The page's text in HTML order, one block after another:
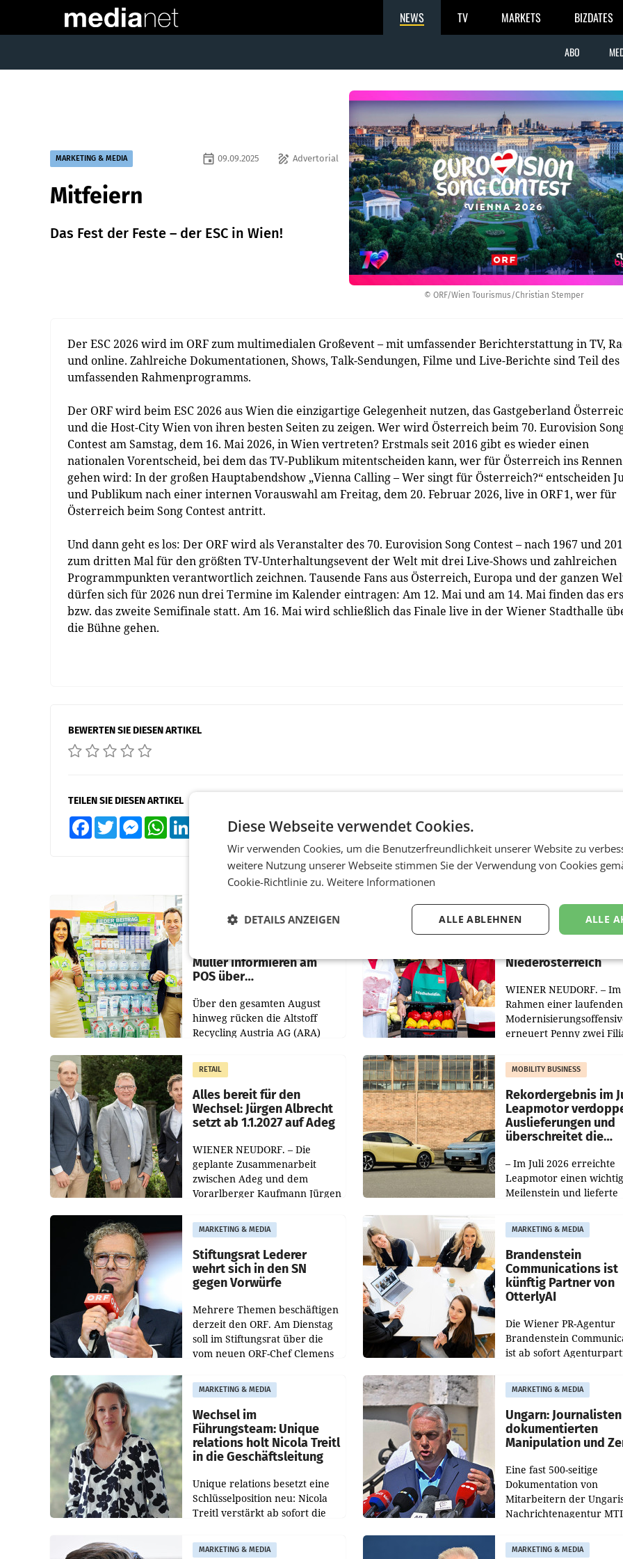
NEWS TV MARKETS BIZDATES
ABO
© ORF/Wien Tourismus/Christian Stemper
MARKETING & MEDIA draw Advertorial
event 09.09.2025
Mitfeiern
Das Fest der Feste – der ESC in Wien!
Der ESC 2026 wird im ORF zum multimedialen Großevent – mit umfassender Berichterstattung in TV,
und online. Zahlreiche Dokumentationen, Shows, Talk-Sendungen, Filme und Live-Berichte sind Teil des
umfassenden Rahmenprogramms.
Der ORF wird beim ESC 2026 aus Wien die einzigartige Gelegenheit nutzen, das Gastgeberland
und die Host-City Wien von ihren besten Seiten zu zeigen. Wer wird Österreich beim 70. Eurovision
Contest am Samstag, dem 16. Mai 2026, in Wien vertreten? Erstmals seit 2016 gibt es wieder einen
nationalen Vorentscheid, bei dem das TV-Publikum mitentscheiden kann, wer für Österreich ins Rennen
gehen wird: In der großen Hauptabendshow „Vienna Calling – Wer singt für Österreich?“ entscheiden
und Publikum nach einer internen Vorauswahl am Freitag, dem 20. Februar 2026, live in ORF 1, wer für
Österreich beim Song Contest antritt.
Und dann geht es los: Der ORF wird als Veranstalter des 70. Eurovision Song Contest – nach 1967 und
zum dritten Mal für den größten TV-Unterhaltungsevent der Welt mit drei Live-Shows und zahlreichen
Programmpunkten verantwortlich zeichnen. Tausende Fans aus Österreich, Europa und der ganzen
dürfen sich für 2026 nun drei Termine im Kalender eintragen: Am 12. Mai und am 14. Mai finden das
bzw. das zweite Semifinale statt. Am 16. Mai wird schließlich das Finale live in der Wiener Stadthalle
die Bühne gehen.
BEWERTEN SIE DIESEN ARTIKEL
TEILEN SIE DIESEN ARTIKEL
FacebookTwitter MessengerWhatsApp XING Teilen
Müller informieren am
POS über
Über den gesamten August
hinweg rücken die Altstoff
Recycling Austria AG (ARA)
Müller die Initiative „Kreislauf-
Helden“ in allen
österreichischen Müller-Filialen
Penny modernisiert
Niederösterreich
WIENER NEUDORF. – Im
Rahmen einer laufenden
erneuert Penny zwei
Die beiden Standorte
Haag sowie im rund
RETAIL
Alles bereit für den
Wechsel: Jürgen Albrecht
setzt ab 1.1.2027 auf Adeg
WIENER NEUDORF. – Die
geplante Zusammenarbeit
zwischen Adeg und dem
Vorarlberger Kaufmann Jürgen
freigegeben: Die
Bundeswettbewerbsbehörde
und der Bundeskartellanwalt
MOBILITY BUSINESS
Rekordergebnis im
Leapmotor
Auslieferungen und
überschreitet die
– Im Juli 2026 erreichte
Leapmotor einen
Meilenstein und lieferte
aus, womit sich das
gegenüber Juli 2025
verdoppelte (+102
MARKETING & MEDIA
Stiftungsrat Lederer
wehrt sich in den SN
gegen Vorwürfe
Mehrere Themen beschäftigen
derzeit den ORF. Am Dienstag
soll im Stiftungsrat über die
vom neuen ORF-Chef Clemens
Besetzungen für die
Direktionen abgestimmt
werden.
MARKETING & MEDIA
Brandenstein
Communications ist
künftig Partner von
OtterlyAI
Die Wiener PR-Agentur
Brandenstein
ist ab sofort
Optimierungsplattform
OtterlyAI. Damit baut die
Agentur ihr
MARKETING & MEDIA
Wechsel im
Führungsteam: Unique
relations holt Nicola Treitl
in die Geschäftsleitung
Unique relations besetzt eine
Schlüsselposition neu: Nicola
Treitl verstärkt ab sofort die
PR-Agentur an der Seite von
MARKETING & MEDIA
Ungarn: Journalisten
dokumentierten
Manipulation und
Eine fast 500-seitige
Dokumentation von
Mitarbeitern der
Nachrichtenagentur
Manipulation und Zensur
MARKETING & MEDIA MARKETING & MEDIA
Diese Webseite verwendet Cookies.
Wir verwenden Cookies, um die Benutzerfreundlichkeit unserer Website zu
weitere Nutzung unserer Webseite stimmen Sie der Verwendung von Cookies
Cookie-Richtlinie zu. Weitere Informationen
ALLE
ALLE ABLEHNEN
DETAILS ANZEIGEN